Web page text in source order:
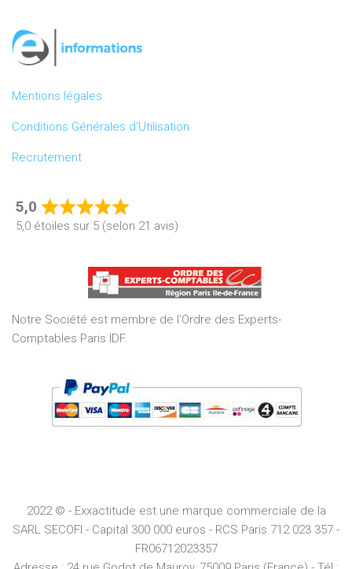
Mentions légales
Conditions Générales d’Utilisation
Recrutement
5,0
Rated
5,0
of
5
5,0 étoiles sur 5 (selon 21 avis)
Notre Société est membre de l’Ordre des Experts-
Comptables Paris IDF.
2022 © - Exxactitude est une marque commerciale de la
SARL SECOFI - Capital 300 000 euros - RCS Paris 712 023 357 -
FR06712023357